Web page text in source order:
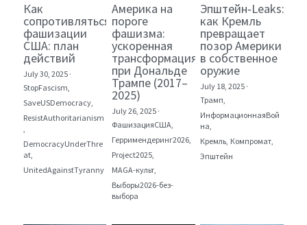
Как
сопротивляться
фашизации
США: план
действий
July 30, 2025 ·
StopFascism,
SaveUSDemocracy,
ResistAuthoritarianism
,
DemocracyUnderThre
at,
UnitedAgainstTyranny
Америка на
пороге
фашизма:
ускоренная
трансформация
при Дональде
Трампе (2017–
2025)
July 26, 2025 ·
ФашизацияСША,
Герримендеринг2026,
Project2025,
MAGA-культ,
Выборы2026-без-
выбора
Эпштейн‑Leaks:
как Кремль
превращает
позор Америки
в собственное
оружие
July 18, 2025 ·
Трамп,
ИнформационнаяВой
на,
Кремль, Компромат,
Эпштейн